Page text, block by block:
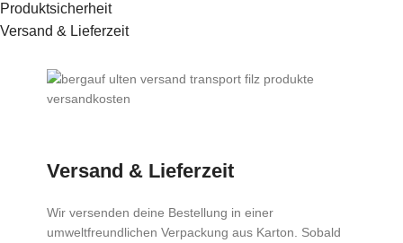
Produktsicherheit
Versand & Lieferzeit
Versand & Lieferzeit
Wir versenden deine Bestellung in einer
umweltfreundlichen Verpackung aus Karton. Sobald